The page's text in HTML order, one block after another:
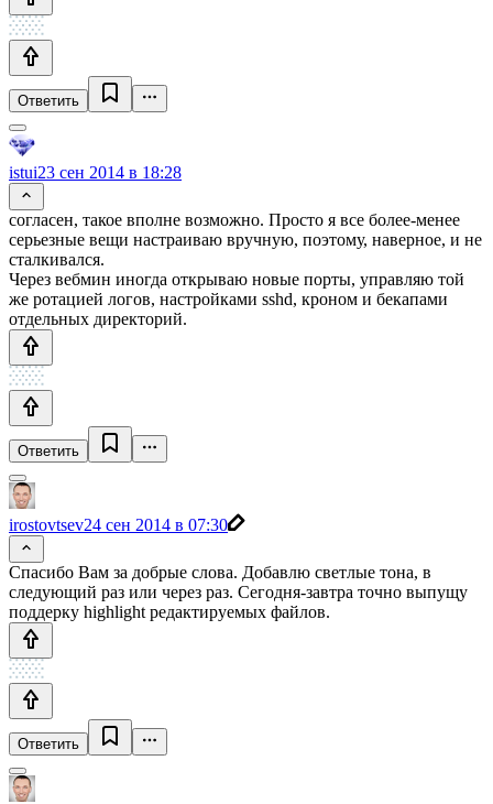
Ответить
istui23 сен 2014 в 18:28
согласен, такое вполне возможно. Просто я все более-менее
серьезные вещи настраиваю вручную, поэтому, наверное, и не
сталкивался.
Через вебмин иногда открываю новые порты, управляю той
же ротацией логов, настройками sshd, кроном и бекапами
отдельных директорий.
Ответить
irostovtsev24 сен 2014 в 07:30
Спасибо Вам за добрые слова. Добавлю светлые тона, в
следующий раз или через раз. Сегодня-завтра точно выпущу
поддеркy highlight редактируемых файлов.
Ответить